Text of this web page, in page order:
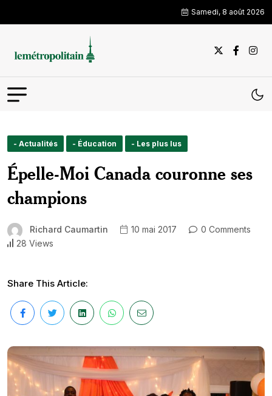
Samedi, 8 août 2026
- Actualités - Éducation - Les plus lus
Épelle-Moi Canada couronne ses
champions
Richard Caumartin 10 mai 2017
0 Comments
28 Views
Share This Article: